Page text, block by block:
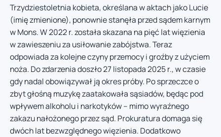
Trzydziestoletnia kobieta, określana w aktach jako Lucie
(imię zmienione), ponownie stanęła przed sądem karnym
w Mons. W 2022 r. została skazana na pięć lat więzienia
w zawieszeniu za usiłowanie zabójstwa. Teraz
odpowiada za kolejne czyny przemocy i groźby z użyciem
noża. Do zdarzenia doszło 27 listopada 2025 r., w czasie
gdy nadal obowiązywał ją okres próby. Po sprzeczce o
zbyt głośną muzykę zaatakowała sąsiadów, będąc pod
wpływem alkoholu i narkotyków – mimo wyraźnego
zakazu nałożonego przez sąd. Prokuratura domaga się
dwóch lat bezwzględnego więzienia. Dodatkowo